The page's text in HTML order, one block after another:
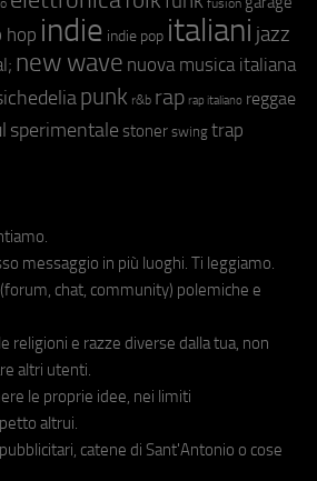
hop indie indie pop italiani jazz
new wave nuova musica italiana
punk r&b rap rap italiano reggae
sperimentale stoner swing trap
messaggio in più luoghi. Ti leggiamo.
chat, community) polemiche e
religioni e razze diverse dalla tua, non
altri utenti.
le proprie idee, nei limiti
altrui.
catene di Sant'Antonio o cose